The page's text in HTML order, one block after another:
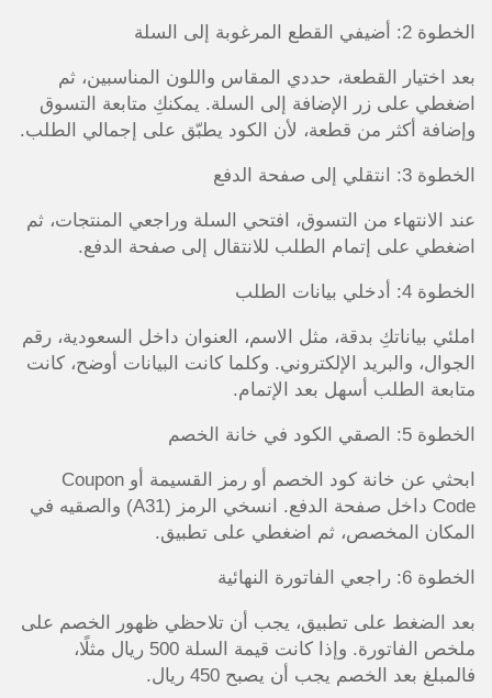
الخطوة 2: أضيفي القطع المرغوبة إلى السلة
بعد اختيار القطعة، حددي المقاس واللون المناسبين، ثم
اضغطي على زر الإضافة إلى السلة. يمكنكِ متابعة التسوق
وإضافة أكثر من قطعة، لأن الكود يطبّق على إجمالي الطلب.
الخطوة 3: انتقلي إلى صفحة الدفع
عند الانتهاء من التسوق، افتحي السلة وراجعي المنتجات، ثم
اضغطي على إتمام الطلب للانتقال إلى صفحة الدفع.
الخطوة 4: أدخلي بيانات الطلب
املئي بياناتكِ بدقة، مثل الاسم، العنوان داخل السعودية، رقم
الجوال، والبريد الإلكتروني. وكلما كانت البيانات أوضح، كانت
متابعة الطلب أسهل بعد الإتمام.
الخطوة 5: الصقي الكود في خانة الخصم
ابحثي عن خانة كود الخصم أو رمز القسيمة أو Coupon
Code داخل صفحة الدفع. انسخي الرمز (A31) والصقيه في
المكان المخصص، ثم اضغطي على تطبيق.
الخطوة 6: راجعي الفاتورة النهائية
بعد الضغط على تطبيق، يجب أن تلاحظي ظهور الخصم على
ملخص الفاتورة. وإذا كانت قيمة السلة 500 ريال مثلًا،
فالمبلغ بعد الخصم يجب أن يصبح 450 ريال.